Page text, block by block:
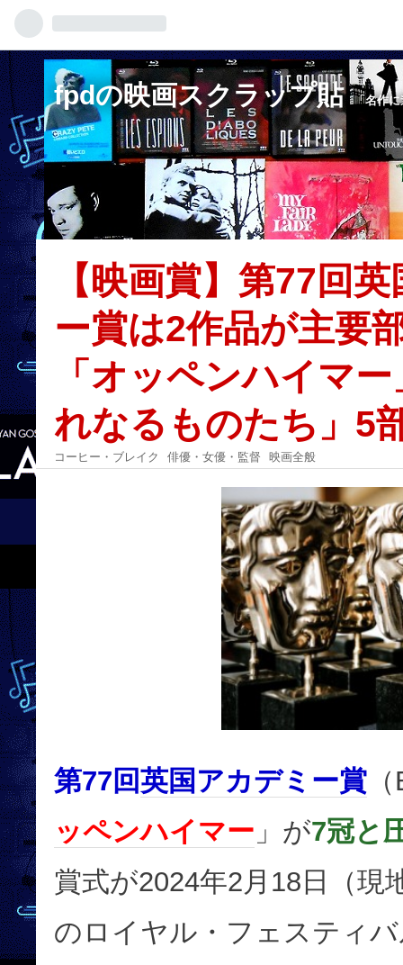
fpdの映画スクラップ貼 「名作
【映画賞】第77回
ー賞は2作品が主要
「オッペンハイマ
れなるものたち」5
コーヒー・ブレイク 俳優・女優・監督 映画全般
第77回英国アカデミー賞
ッペンハイマー 」が7冠と
賞式が2024年2月18日（現
のロイヤル・フェスティ